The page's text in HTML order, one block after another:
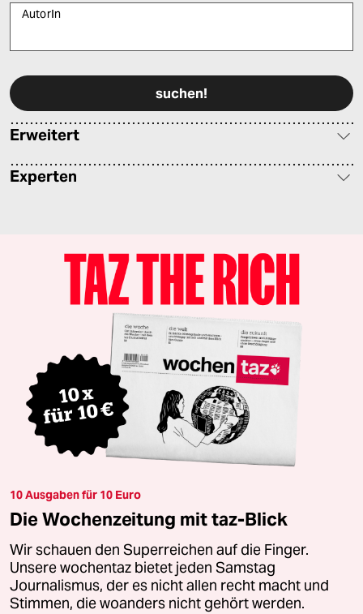
AutorIn
Erweitert
Experten
10 Ausgaben für 10 Euro
Die Wochenzeitung mit taz-Blick
Wir schauen den Superreichen auf die Finger.
Unsere wochentaz bietet jeden Samstag
Journalismus, der es nicht allen recht macht und
Stimmen, die woanders nicht gehört werden.